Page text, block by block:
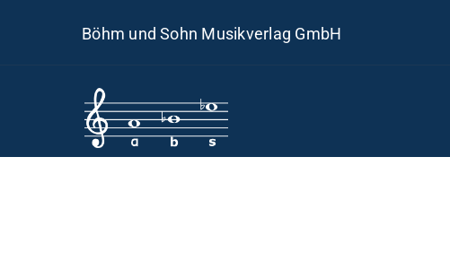
Böhm und Sohn Musikverlag GmbH